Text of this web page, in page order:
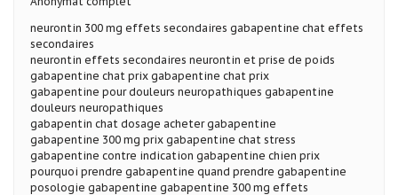
neurontin 300 mg effets secondaires gabapentine chat effets
secondaires
neurontin effets secondaires neurontin et prise de poids
gabapentine chat prix gabapentine chat prix
gabapentine pour douleurs neuropathiques gabapentine
douleurs neuropathiques
gabapentin chat dosage acheter gabapentine
gabapentine 300 mg prix gabapentine chat stress
gabapentine contre indication gabapentine chien prix
pourquoi prendre gabapentine quand prendre gabapentine
posologie gabapentine gabapentine 300 mg effets